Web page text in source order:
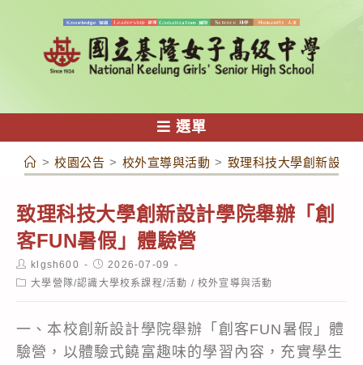
容
選單
> 校園公告 > 校外宣導與活動 > 致理科技大學創新設計
致理科技大學創新設計學院舉辦「創
客FUN暑假」體驗營
Post
author:
klgsh600
Post
published:
2026-07-09
Post大學營隊/認識大學校系課程/活動 / 校外宣導與活動
一、本校創新設計學院舉辦「創客FUN暑假」體
驗營，以體驗式饒富趣味的學習內容，充實學生